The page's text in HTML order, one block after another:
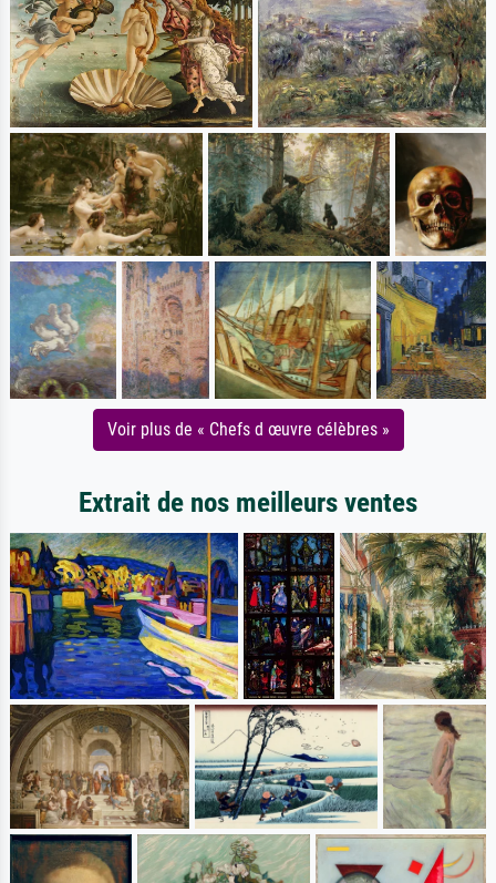
Voir plus de « Chefs d œuvre célèbres »
Extrait de nos meilleurs ventes